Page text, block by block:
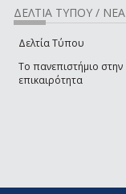
ΔΕΛΤΙΑ ΤΥΠΟΥ / ΝΕΑ
Δελτία Τύπου
Το πανεπιστήμιο στην
επικαιρότητα